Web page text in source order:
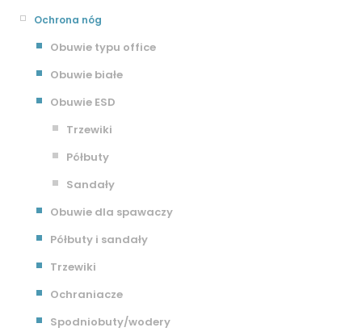
Ochrona nóg
Obuwie typu office
Obuwie białe
Obuwie ESD
Trzewiki
Półbuty
Sandały
Obuwie dla spawaczy
Półbuty i sandały
Trzewiki
Ochraniacze
Spodniobuty/wodery